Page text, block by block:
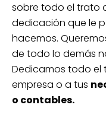
sobre todo el trato
dedicación que le
hacemos.
de todo lo demás
Dedicamos todo el
empresa o a tus
o contables.